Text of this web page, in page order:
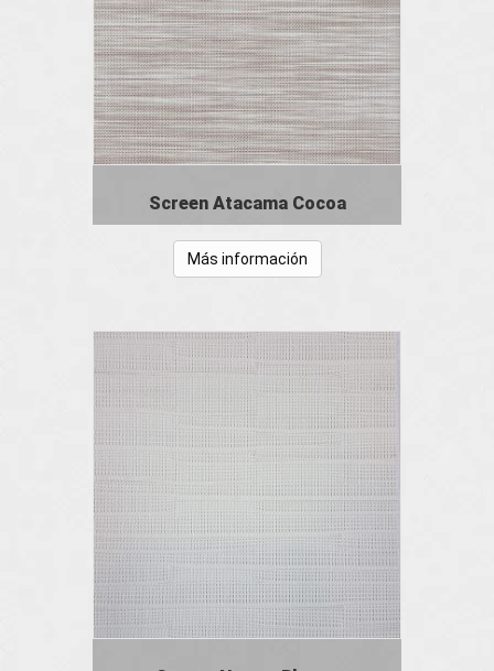
Screen Atacama Cocoa
Más información